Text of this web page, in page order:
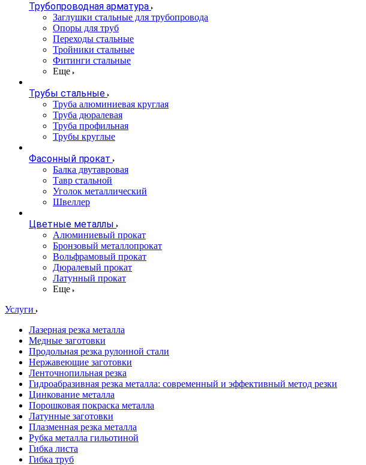
Трубопроводная арматура
Заглушки стальные для трубопровода
Опоры для труб
Переходы стальные
Тройники стальные
Фитинги стальные
Еще
Трубы стальные
Труба алюминиевая круглая
Труба дюралевая
Труба профильная
Трубы круглые
Фасонный прокат
Балка двутавровая
Тавр стальной
Уголок металлический
Швеллер
Цветные металлы
Алюминиевый прокат
Бронзовый металлопрокат
Вольфрамовый прокат
Дюралевый прокат
Латунный прокат
Еще
Услуги
Лазерная резка металла
Медные заготовки
Продольная резка рулонной стали
Нержавеющие заготовки
Ленточнопильная резка
Гидроабразивная резка металла: современный и эффективный метод резки
Цинкование металла
Порошковая покраска металла
Латунные заготовки
Плазменная резка металла
Рубка металла гильотиной
Гибка листа
Гибка труб